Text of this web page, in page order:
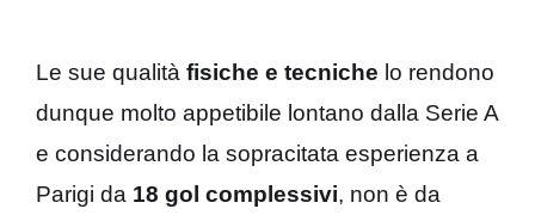
Le sue qualità fisiche e tecniche lo rendono
dunque molto appetibile lontano dalla Serie A
e considerando la sopracitata esperienza a
Parigi da 18 gol complessivi, non è da